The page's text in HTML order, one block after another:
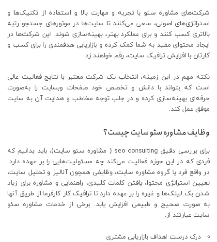
شرکت‌های مشاوره سئو با تجربه و مهارت بالا و استفاده از تکنیک‌ها و
استراتژی‌های اصولی، سعی می‌کنند تا سایت‌ها در موتورهای جستجو رتبه
بالاتری کسب کنند و برای عملکرد بهتر، بهینه‌سازی شوند. این شرکت‌ها در
ایجاد محتوای مفید به شما کمک کرده و بازاریابی هدفمندی را برای کسب و
کارتان با افزایش ترافیک سایت، رقم خواهند زد.
نکته مهم در این زمینه، انتخاب یک شرکت معتبر با نتایج فعالیت عالی
است که بتواند با دانش و تخصص خود صفحات وبسایت را به‌صورت
حرفه‌ای بهینه‌سازی کرده و در جلب توجه مخاطب و هدایت آن به سایت
موفق عمل کند.
وظایف مشاوره سئو سایت چیست؟
برای بررسی دقیق seo consulting ( مشاوره سئو سایت)، باید بدانیم که
فردی که در این حوزه فعالیت می‌کند چه مسئولیت‌هایی را بر عهده دارد.
در واقع فرد یا گروه مشاوره سایت، وظایفی همچون آنالیز و تحلیل سایت،
تعیین استراتژی محتوا، یافتن کلمات کلیدی، راهنمایی و مشاوره برای زیاد
شدن بک لینک‌ها و غیره را بر عهده دارد تا ترافیک کار کارفرما از طریق آنها
به صورت صحیح و طبیعی افزایش یابد. برخی از خدمات مشاوره سئو
سایت عبارتند از:
درک درست اهداف بازاریابی مشتری